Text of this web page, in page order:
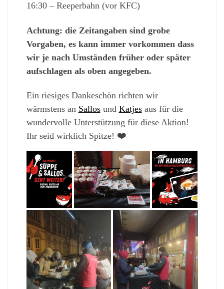
16:30 – Reeperbahn (vor KFC)
Achtung: die Zeitangaben sind grobe
Vorgaben, es kann immer vorkommen dass
wir je nach Umständen früher oder später
aufschlagen als oben angegeben.
Ein riesiges Dankeschön richten wir
wärmstens an Sallosund Katjesaus für die
wundervolle Unterstützung für diese Aktion!
Ihr seid wirklich Spitze! ❤️